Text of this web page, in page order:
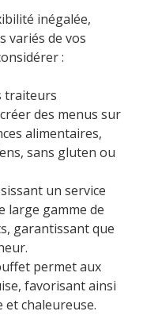
inégalée,
variés de vos
:
traiteurs
des menus sur
alimentaires,
sans gluten ou
un service
large gamme de
garantissant que
permet aux
favorisant ainsi
chaleureuse.